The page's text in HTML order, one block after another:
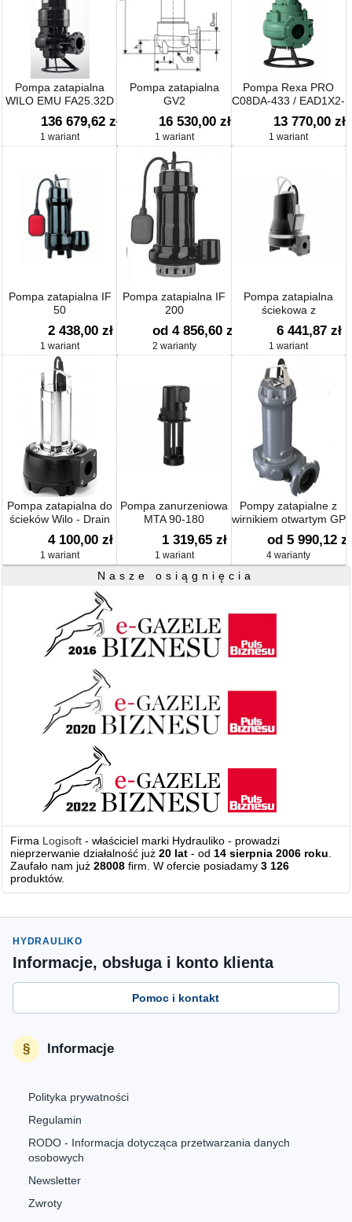
Pompa zatapialna
WILO EMU FA25.32D
136 679,62 zł
1 wariant
Pompa zatapialna
GV2
16 530,00 zł
1 wariant
Pompa Rexa PRO
C08DA-433 / EAD1X2-
T0025-540-O
13 770,00 zł
1 wariant
Pompa zatapialna IF
50
2 438,00 zł
1 wariant
Pompa zatapialna IF
200
od 4 856,60 zł
2 warianty
Pompa zatapialna
ściekowa z
rozdrabniaczem SEG
40.12.2.50B
6 441,87 zł
1 wariant
Pompa zatapialna do
ścieków Wilo - Drain
TP 65 E
4 100,00 zł
1 wariant
Pompa zanurzeniowa
MTA 90-180
1 319,65 zł
1 wariant
Pompy zatapialne z
wirnikiem otwartym GP
od 5 990,12 zł
4 warianty
Nasze osiągnięcia
Firma Logisoft - właściciel marki Hydrauliko - prowadzi
nieprzerwanie działalność już20 lat - od 14 sierpnia 2006 roku
Zaufało nam już28008 firm. W ofercie posiadamy3 126
produktów.
HYDRAULIKO
Informacje, obsługa i konto klienta
Pomoc i kontakt
Informacje
Polityka prywatności
Regulamin
RODO - Informacja dotycząca przetwarzania danych
osobowych
Newsletter
Zwroty